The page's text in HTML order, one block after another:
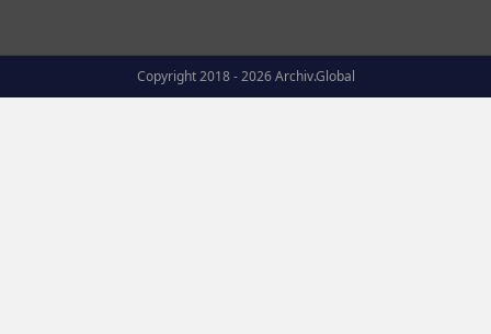
Copyright 2018 - 2026 Archiv.Global